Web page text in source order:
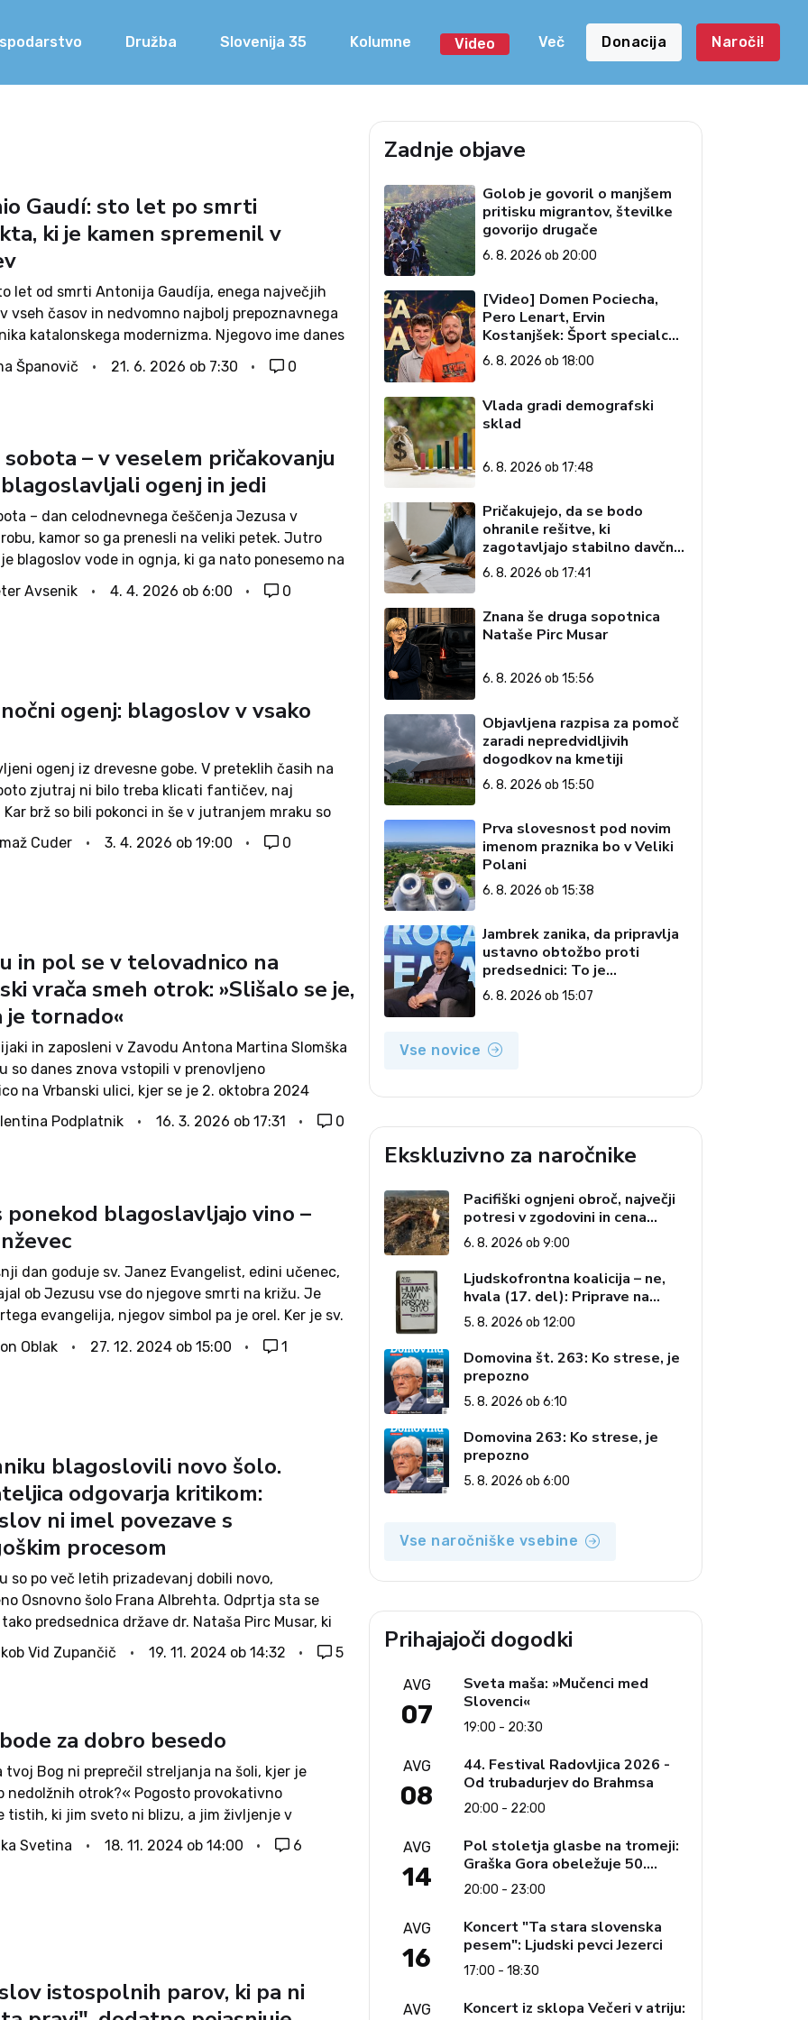
Družba Slovenija 35 Kolumne Video Več Donacija Naroči!
Gaudí: sto let po smrti
ki je kamen spremenil v
let od smrti Antonija Gaudíja, enega največjih
vseh časov in nedvomno najbolj prepoznavnega
katalonskega modernizma. Njegovo ime danes
svet, njegova dela pa letno privabijo milijone
Čeprav je za življenja pogosto naletel na
Španovič 21. 6. 2026 ob 7:30 0
– v veselem pričakovanju
ogenj in jedi
– dan celodnevnega češčenja Jezusa v
kamor so ga prenesli na veliki petek. Jutro
blagoslov vode in ognja, ki ga nato ponesemo na
dan potekajo tradicionalni blagoslov
Avsenik 4. 4. 2026 ob 6:00 0
ogenj: blagoslov v vsako
ogenj iz drevesne gobe. V preteklih časih na
zjutraj ni bilo treba klicati fantičev, naj
brž so bili pokonci in še v jutranjem mraku so
strani proti fari. V roki je vsak...
Cuder 3. 4. 2026 ob 19:00 0
in pol se v telovadnico na
vrača smeh otrok: »Slišalo se je,
je tornado«
in zaposleni v Zavodu Antona Martina Slomška
so danes znova vstopili v prenovljeno
na Vrbanski ulici, kjer se je 2. oktobra 2024
del strešne konstrukcije. Dogodek, ki je takrat
in širšo...
Podplatnik 16. 3. 2026 ob 17:31 0
ponekod blagoslavljajo vino –
dan goduje sv. Janez Evangelist, edini učenec,
ob Jezusu vse do njegove smrti na križu. Je
evangelija, njegov simbol pa je orel. Ker je sv.
tudi zavetnik vinogradnikov, velja na
Oblak 27. 12. 2024 ob 15:00 1
blagoslovili novo šolo.
odgovarja kritikom:
ni imel povezave s
procesom
so po več letih prizadevanj dobili novo,
Osnovno šolo Frana Albrehta. Odprtja sta se
predsednica države dr. Nataša Pirc Musar, ki
sicer tudi sama obiskovala, kot tudi župan
Matej Slapar....
Vid Zupančič 19. 11. 2024 ob 14:32 5
za dobro besedo
tvoj Bog ni preprečil streljanja na šoli, kjer je
nedolžnih otrok?« Pogosto provokativno
tistih, ki jim sveto ni blizu, a jim življenje v
kjer sta Cerkev in država strogo ločeni, ni
Svetina 18. 11. 2024 ob 14:00 6
istospolnih parov, ki pa ni
Zadnje objave
Golob je govoril o manjšem
pritisku migrantov, številke
govorijo drugače
6. 8. 2026 ob 20:00
[Video] Domen Pociecha,
Pero Lenart, Ervin
Kostanjšek: Šport specialcev
(Vroča tema, 6. 8. 2026)
6. 8. 2026 ob 18:00
Vlada gradi demografski
sklad
6. 8. 2026 ob 17:48
Pričakujejo, da se bodo
ohranile rešitve, ki
zagotavljajo stabilno davčno
okolje
6. 8. 2026 ob 17:41
Znana še druga sopotnica
Nataše Pirc Musar
6. 8. 2026 ob 15:56
Objavljena razpisa za pomoč
zaradi nepredvidljivih
dogodkov na kmetiji
6. 8. 2026 ob 15:50
Prva slovesnost pod novim
imenom praznika bo v Veliki
Polani
6. 8. 2026 ob 15:38
Jambrek zanika, da pripravlja
ustavno obtožbo proti
predsednici: To je
popolnoma neresnična
informacija
6. 8. 2026 ob 15:07
Vse novice
Ekskluzivno za naročnike
Pacifiški ognjeni obroč, največji
potresi v zgodovini in cena
pozabe
6. 8. 2026 ob 9:00
Ljudskofrontna koalicija – ne,
hvala (17. del): Priprave na
sestop z oblasti – dvorska
opozicija 6: Gramsci na delu:
Revija 2000 in revolucionarna
izvotlitev krščanstva
5. 8. 2026 ob 12:00
Domovina št. 263: Ko strese, je
prepozno
5. 8. 2026 ob 6:10
Domovina 263: Ko strese, je
prepozno
5. 8. 2026 ob 6:00
Vse naročniške vsebine
Prihajajoči dogodki
AVG
07
Sveta maša: »Mučenci med
Slovenci«
19:00 - 20:30
AVG
08
44. Festival Radovljica 2026 -
Od trubadurjev do Brahmsa
20:00 - 22:00
AVG
14
Pol stoletja glasbe na tromeji:
Graška Gora obeležuje 50.
jubilejni festival narodno-
zabavne glasbe
20:00 - 23:00
AVG
16
Koncert "Ta stara slovenska
pesem": Ljudski pevci Jezerci
17:00 - 18:30
AVG
Koncert iz sklopa Večeri v atriju: